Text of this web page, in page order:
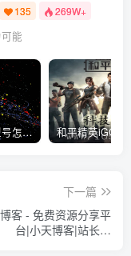
135 269W+
能
从苹果手机各型号怎么越狱到怎么开科技完整教程
下一篇
客 - 免费资源分享平
台|小天博客|站长资